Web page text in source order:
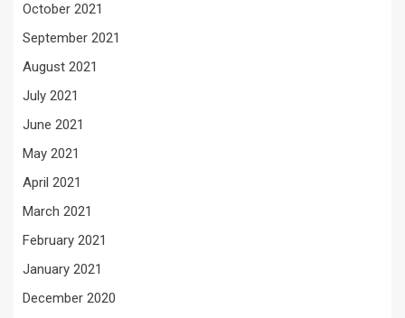
October 2021
September 2021
August 2021
July 2021
June 2021
May 2021
April 2021
March 2021
February 2021
January 2021
December 2020